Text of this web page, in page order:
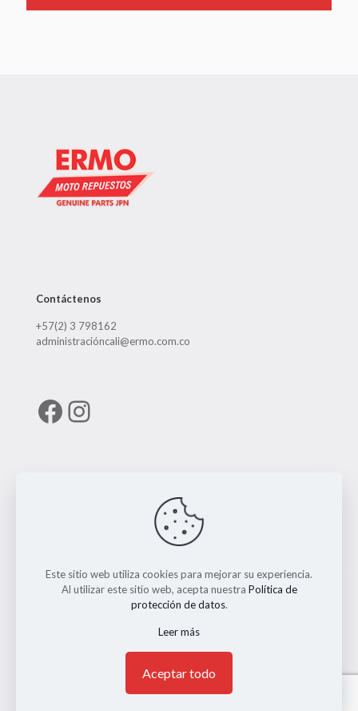
Contáctenos
+57(2) 3 798162
administracióncali@ermo.com.co
Facebook
Instagram
© 2026 ERMO MOTO REPUESTOS. Todos los Derechos
Reservados. || Implementado porAndrés Escobar
Este sitio web utiliza cookies para mejorar su experiencia.
Al utilizar este sitio web, acepta nuestra Política de
protección de datos.
Leer más
Aceptar todo